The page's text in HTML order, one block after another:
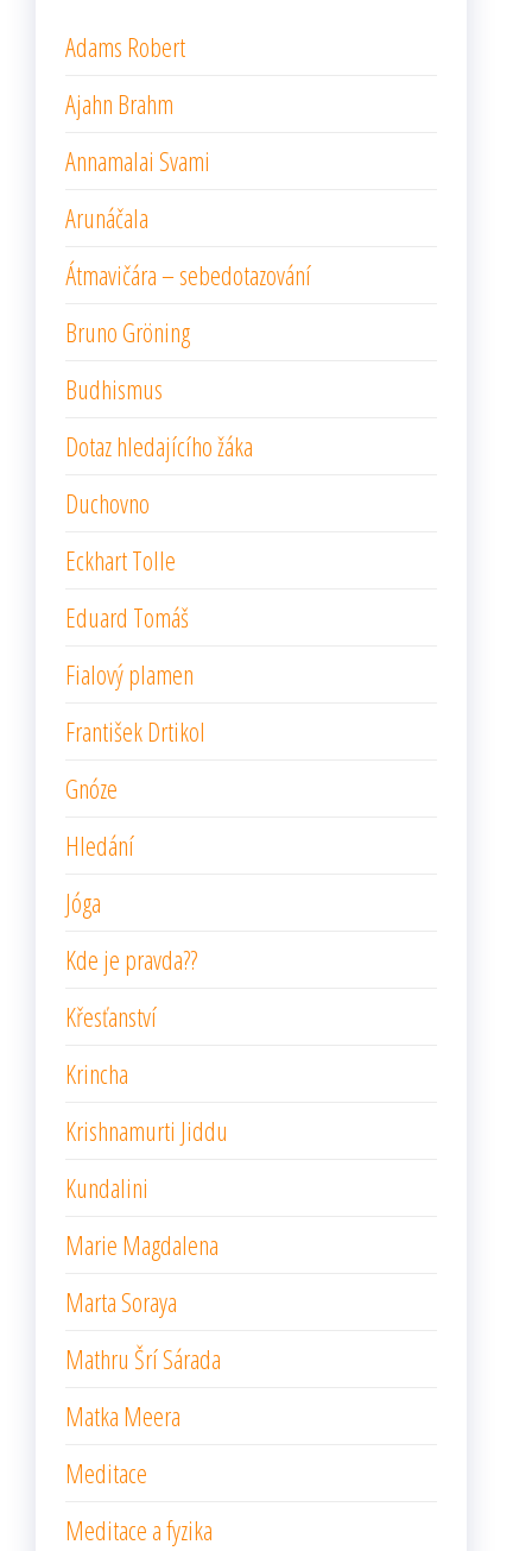
Adams Robert
Ajahn Brahm
Annamalai Svami
Arunáčala
Átmavičára – sebedotazování
Bruno Gröning
Budhismus
Dotaz hledajícího žáka
Duchovno
Eckhart Tolle
Eduard Tomáš
Fialový plamen
František Drtikol
Gnóze
Hledání
Jóga
Kde je pravda??
Křesťanství
Krincha
Krishnamurti Jiddu
Kundalini
Marie Magdalena
Marta Soraya
Mathru Šrí Sárada
Matka Meera
Meditace
Meditace a fyzika